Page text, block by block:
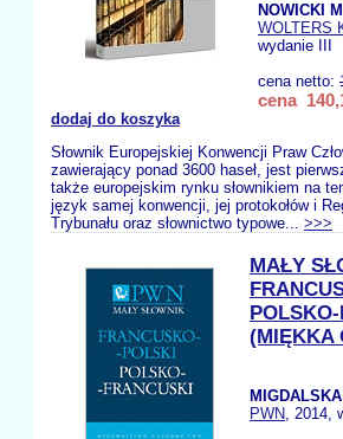
NOWICKI
WOLTERS
wydanie III
cena netto:
cena
dodaj do koszyka
Słownik Europejskiej Konwencji Praw
zawierający ponad 3600 haseł, jest
także europejskim rynku słownikiem na
język samej konwencji, jej protokołów i
Trybunału oraz słownictwo typowe... >>>
MAŁY
(MIĘKKA
PWN, 2014,